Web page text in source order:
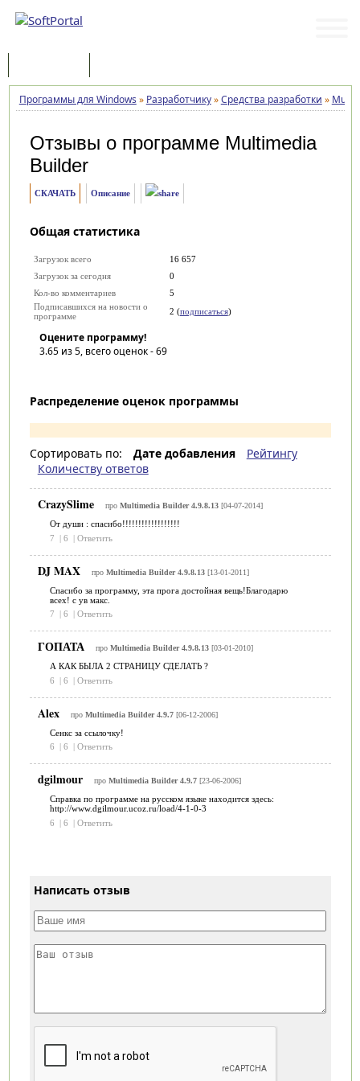
Программы для Windows » Разработчику»Средства разработки »
Отзывы о программе Multimedia
Builder
СКАЧАТЬ Описание
Общая статистика
Загрузок всего
16 657
Загрузок за сегодня
0
Кол-во комментариев
5
Подписавшихся на новости о
программе
2 (подписаться)
Оцените программу!
3.65из 5, всего оценок -69
Распределение оценок программы
Сортировать по: Дате добавления
Рейтингу
Количеству ответов
CrazySlime про Multimedia Builder 4.9.8.13[04-07-2014]
От души : спасибо!!!!!!!!!!!!!!!!!!
7
| 6 | Ответить
DJ MAX про Multimedia Builder 4.9.8.13[13-01-2011]
Спасибо за программу, эта прога достойная вещь!Благодарю
всех! с ув макс.
7
| 6 | Ответить
ГОПАТА про Multimedia Builder 4.9.8.13[03-01-2010]
А КАК БЫЛА 2 СТРАНИЦУ СДЕЛАТЬ ?
6
| 6 | Ответить
Alex про Multimedia Builder 4.9.7[06-12-2006]
Сенкс за ссылочку!
6
| 6 | Ответить
dgilmour про Multimedia Builder 4.9.7[23-06-2006]
Справка по программе на русском языке находится здесь:
http://www.dgilmour.ucoz.ru/load/4-1-0-3
6
| 6 | Ответить
Написать отзыв